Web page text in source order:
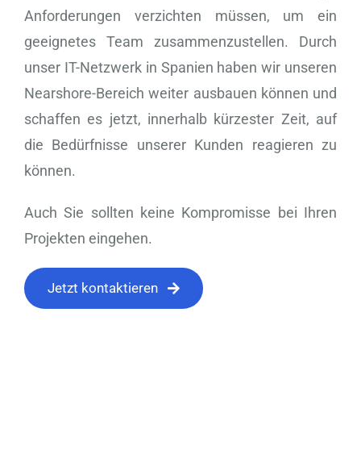
Anforderungen verzichten müssen, um ein
geeignetes Team zusammenzustellen. Durch
unser IT-Netzwerk in Spanien haben wir unseren
Nearshore-Bereich weiter ausbauen können und
schaffen es jetzt, innerhalb kürzester Zeit, auf
die Bedürfnisse unserer Kunden reagieren zu
können.
Auch Sie sollten keine Kompromisse bei Ihren
Projekten eingehen.
Jetzt kontaktieren